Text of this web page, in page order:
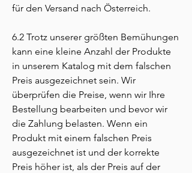
für den Versand nach Österreich.
6.2 Trotz unserer größten Bemühungen
kann eine kleine Anzahl der Produkte
in unserem Katalog mit dem falschen
Preis ausgezeichnet sein. Wir
überprüfen die Preise, wenn wir Ihre
Bestellung bearbeiten und bevor wir
die Zahlung belasten. Wenn ein
Produkt mit einem falschen Preis
ausgezeichnet ist und der korrekte
Preis höher ist, als der Preis auf der